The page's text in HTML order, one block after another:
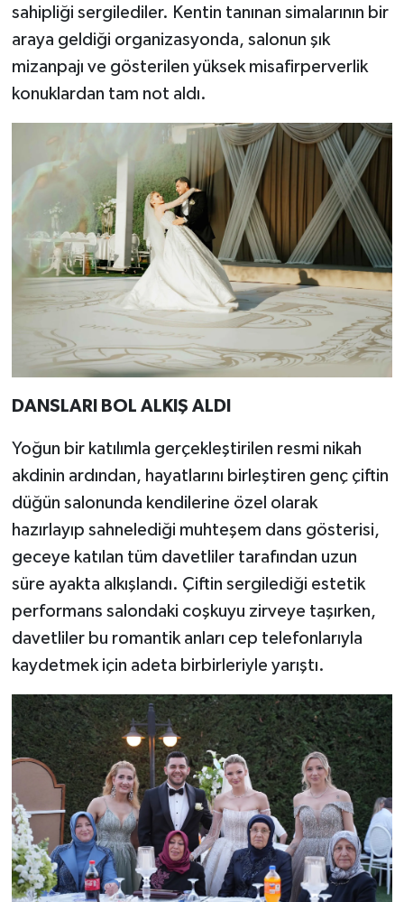
sahipliği sergilediler. Kentin tanınan simalarının bir
araya geldiği organizasyonda, salonun şık
mizanpajı ve gösterilen yüksek misafirperverlik
konuklardan tam not aldı.
DANSLARI BOL ALKIŞ ALDI
Yoğun bir katılımla gerçekleştirilen resmi nikah
akdinin ardından, hayatlarını birleştiren genç çiftin
düğün salonunda kendilerine özel olarak
hazırlayıp sahnelediği muhteşem dans gösterisi,
geceye katılan tüm davetliler tarafından uzun
süre ayakta alkışlandı. Çiftin sergilediği estetik
performans salondaki coşkuyu zirveye taşırken,
davetliler bu romantik anları cep telefonlarıyla
kaydetmek için adeta birbirleriyle yarıştı.